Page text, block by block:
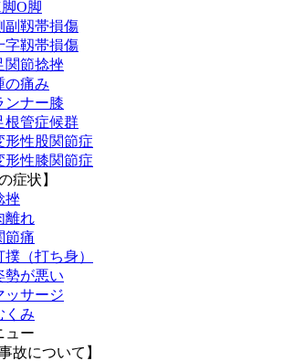
O脚
副靱帯損傷
字靱帯損傷
関節捻挫
の痛み
ンナー膝
根管症候群
形性股関節症
形性膝関節症
症状】
挫
離れ
節痛
撲（打ち身）
勢が悪い
ッサージ
くみ
ュー
故について】